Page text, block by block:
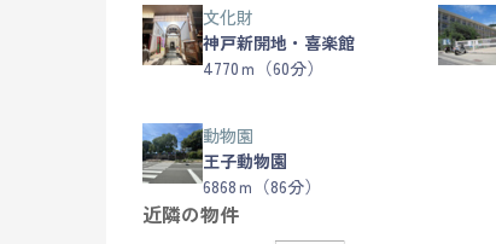
文化財
神戸新開地・喜楽館
4770ｍ（60分）
動物園
王子動物園
6868ｍ（86分）
近隣の物件